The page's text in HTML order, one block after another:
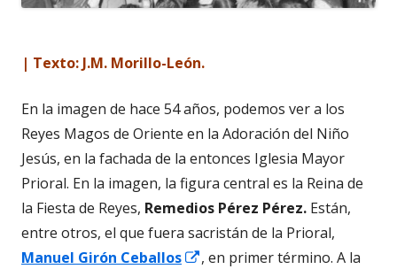
| Texto: J.M. Morillo-León.
En la imagen de hace 54 años, podemos ver a los
Reyes Magos de Oriente en la Adoración del Niño
Jesús, en la fachada de la entonces Iglesia Mayor
Prioral. En la imagen, la figura central es la Reina de
la Fiesta de Reyes, Remedios Pérez Pérez. Están,
entre otros, el que fuera sacristán de la Prioral,
Manuel Girón Ceballos
Abrir
, en primer término. A la